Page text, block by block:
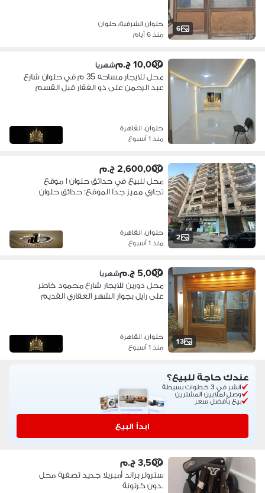
6
حلوان الشرقية، حلوان
منذ 6 أيام
10,000 ج.م شهرياً
محل للايجار مساحه 35 م في حلوان شارع
عبد الرحمن على ذو الفقار قبل القسم
مطلوب 10000 نهائي
حلوان، القاهرة
منذ 1 أسبوع
2
2,600,000 ج.م
محل للبيع في حدائق حلوان | موقع
تجاري مميز جدًا الموقع: حدائق حلوان
حلوان، القاهرة
منذ 1 أسبوع
13
5,000 ج.م شهرياً
محل دورين للايجار شارع محمود خاطر
على رايل بجوار الشهر العقاري القديم
تامين
حلوان، القاهرة
منذ 1 أسبوع
عندك حاجة للبيع؟
انشر في 3 خطوات بسيطة
وصل لملايين المشترين
بيع بأفضل سعر
ابدأ البيع
3,500 ج.م
سترولر براند أمبريلا جديد تصفية محل
بدون كرتونة